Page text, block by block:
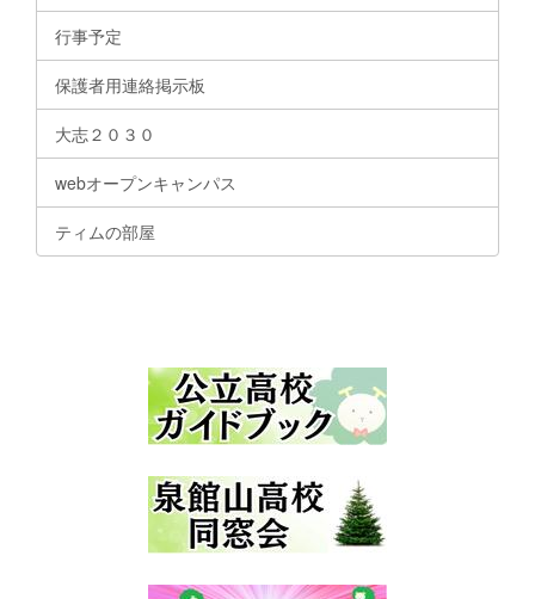
行事予定
保護者用連絡掲示板
大志２０３０
webオープンキャンパス
ティムの部屋